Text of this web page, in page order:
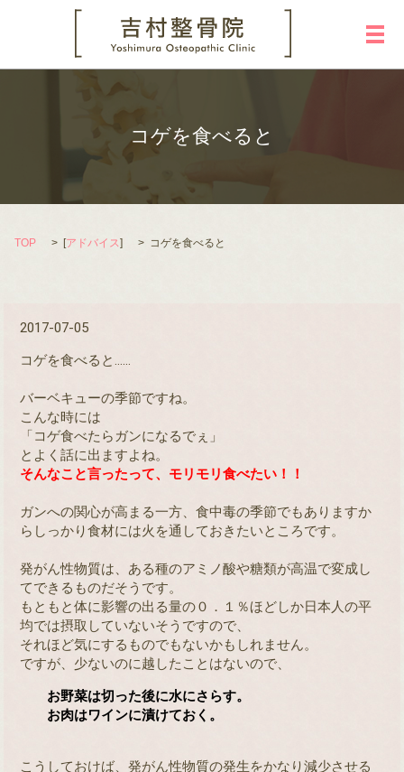
メ
コゲを食べると
TOP [アドバイス] コゲを食べると
2017-07-05
コゲを食べると……
バーベキューの季節ですね。
こんな時には
「コゲ食べたらガンになるでぇ」
とよく話に出ますよね。
そんなこと言ったって、モリモリ食べたい！！
ガンへの関心が高まる一方、食中毒の季節でもありますか
らしっかり食材には火を通しておきたいところです。
発がん性物質は、ある種のアミノ酸や糖類が高温で変成し
てできるものだそうです。
もともと体に影響の出る量の０．１％ほどしか日本人の平
均では摂取していないそうですので、
それほど気にするものでもないかもしれません。
ですが、少ないのに越したことはないので、
お野菜は切った後に水にさらす。
お肉はワインに漬けておく。
こうしておけば、発がん性物質の発生をかなり減少させる